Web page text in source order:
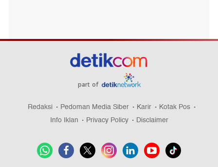
part of
Redaksi Pedoman Media Siber Karir
Kotak Pos
Info Iklan
Privacy Policy Disclaimer